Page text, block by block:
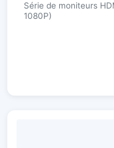
Série de moniteurs
1080P)